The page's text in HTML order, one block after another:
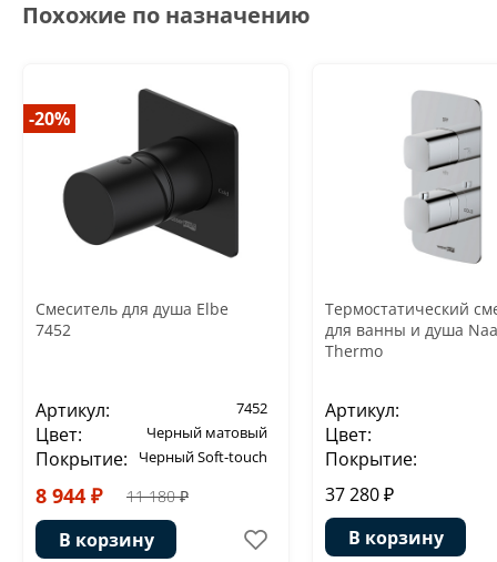
Похожие по назначению
-20%
Смеситель для душа Elbe
7452
Артикул: 7452
Цвет: Черный матовый
Покрытие: Черный Soft-touch
8 944 ₽ 11 180 ₽
В корзину
Термостатический
для ванны и душа
Thermo
Артикул:
Цвет:
Покрытие:
37 280 ₽
В корзину